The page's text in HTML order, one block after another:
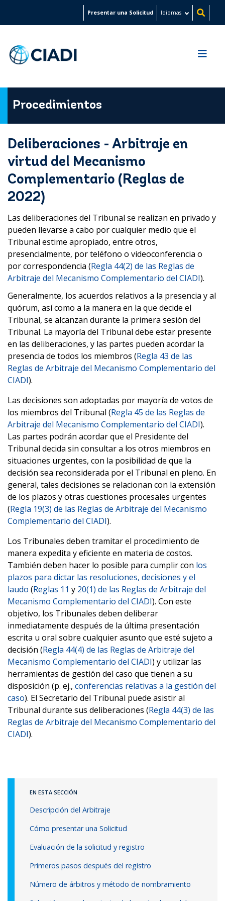
Presentar una Solicitud Idiomas
Procedimientos
Deliberaciones - Arbitraje en
virtud del Mecanismo
Complementario (Reglas de
2022)
Las deliberaciones del Tribunal se realizan en privado y
pueden llevarse a cabo por cualquier medio que el
Tribunal estime apropiado, entre otros,
presencialmente, por teléfono o videoconferencia o
por correspondencia (Regla 44(2) de las Reglas de
Arbitraje del Mecanismo Complementario del CIADI).
Generalmente, los acuerdos relativos a la presencia y al
quórum, así como a la manera en la que decide el
Tribunal, se alcanzan durante la primera sesión del
Tribunal. La mayoría del Tribunal debe estar presente
en las deliberaciones, y las partes pueden acordar la
presencia de todos los miembros (Regla 43 de las
Reglas de Arbitraje del Mecanismo Complementario del
CIADI).
Las decisiones son adoptadas por mayoría de votos de
los miembros del Tribunal (Regla 45 de las Reglas de
Arbitraje del Mecanismo Complementario del CIADI).
Las partes podrán acordar que el Presidente del
Tribunal decida sin consultar a los otros miembros en
situaciones urgentes, con la posibilidad de que la
decisión sea reconsiderada por el Tribunal en pleno. En
general, tales decisiones se relacionan con la extensión
de los plazos y otras cuestiones procesales urgentes
(Regla 19(3) de las Reglas de Arbitraje del Mecanismo
Complementario del CIADI).
Los Tribunales deben tramitarel procedimiento de
manera expedita y eficiente en materia de costos.
También deben hacer lo posible para cumplir con los
plazos para dictar las resoluciones, decisiones y el
laudo (Reglas 11 y 20(1) de las Reglas de Arbitraje del
Mecanismo Complementario del CIADI). Con este
objetivo, los Tribunales deben deliberar
inmediatamente después de la última presentación
escrita u oral sobre cualquier asunto que esté sujeto a
decisión (Regla 44(4) de las Reglas de Arbitraje del
Mecanismo Complementario del CIADI) y utilizar las
herramientas de gestión del caso que tienen a su
disposición (p. ej., conferencias relativas a la gestión del
caso). El Secretario del Tribunal puede asistir al
Tribunal durante sus deliberaciones (Regla 44(3) de las
Reglas de Arbitraje del Mecanismo Complementario del
CIADI).
EN ESTA SECCIÓN
Descripción del Arbitraje
Cómo presentar una Solicitud
Evaluación de la solicitud y registro
Primeros pasos después del registro
Número de árbitros y método de nombramiento